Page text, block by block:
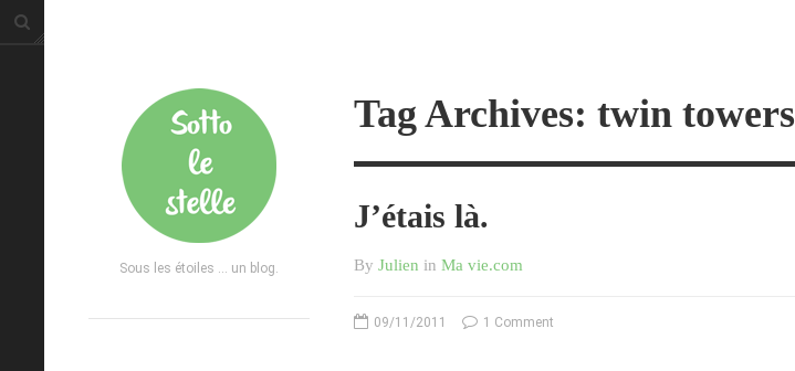
Sous les étoiles ... un blog.
Tag Archives: twin towers
J’étais là.
By Julien in Ma vie.com
09/11/2011 1 Comment